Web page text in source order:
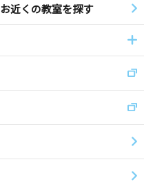
お近くの教室を探す